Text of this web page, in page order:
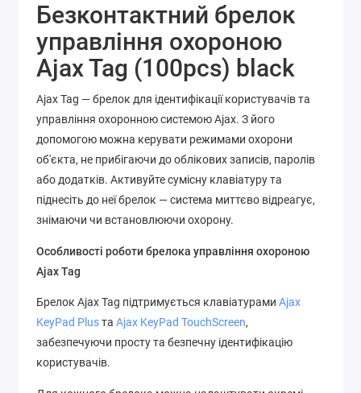
Безконтактний брелок
управління охороною
Ajax Tag (100pcs) black
Ajax Tag — брелок для ідентифікації користувачів та
управління охоронною системою Ajax. З його
допомогою можна керувати режимами охорони
об'єкта, не прибігаючи до облікових записів, паролів
або додатків. Активуйте сумісну клавіатуру та
піднесіть до неї брелок — система миттєво відреагує,
знімаючи чи встановлюючи охорону.
Особливості роботи брелока управління охороною
Ajax Tag
Брелок Ajax Tag підтримується клавіатурами Ajax
KeyPad Plusта Ajax KeyPad TouchScreen,
забезпечуючи просту та безпечну ідентифікацію
користувачів.